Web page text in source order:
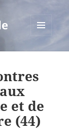
et de
(44)